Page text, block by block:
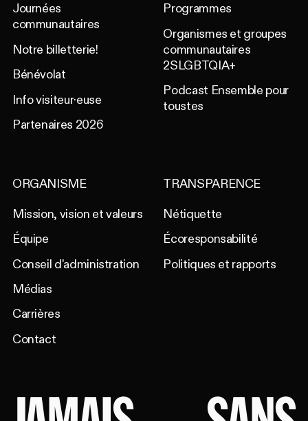
Journées
communautaires
Notre billetterie!
Bénévolat
Info visiteur·euse
Partenaires 2026
Programmes
Organismes et groupes
communautaires
2SLGBTQIA+
Podcast Ensemble pour
toustes
ORGANISME
Mission, vision et valeurs
Équipe
Conseil d'administration
Médias
Carrières
Contact
TRANSPARENCE
Nétiquette
Écoresponsabilité
Politiques et rapports